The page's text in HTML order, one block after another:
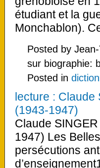
étudiant et la
Monchablon).
Posted by
sur biographie:
Posted in
lecture : Claude
(1943-1947)
Claude
1947) Les
persécutions